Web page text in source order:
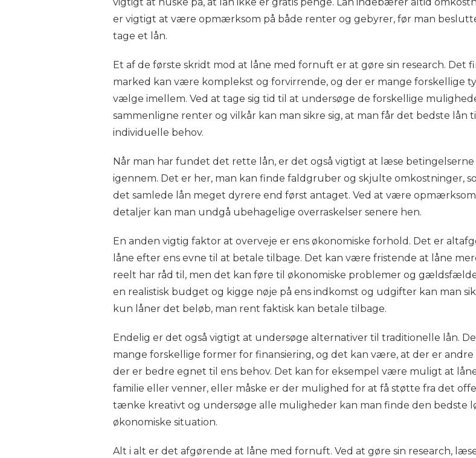
er vigtigt at være opmærksom på både renter og gebyrer, før man
tage et lån.
Et af de første skridt mod at låne med fornuft er at gøre sin research. Det
marked kan være komplekst og forvirrende, og der er mange forskellige
vælge imellem. Ved at tage sig tid til at undersøge de forskellige
sammenligne renter og vilkår kan man sikre sig, at man får det bedste lån
individuelle behov.
Når man har fundet det rette lån, er det også vigtigt at læse
igennem. Det er her, man kan finde faldgruber og skjulte omkostninger,
det samlede lån meget dyrere end først antaget. Ved at være opmærksom
detaljer kan man undgå ubehagelige overraskelser senere hen.
En anden vigtig faktor at overveje er ens økonomiske forhold. Det er
låne efter ens evne til at betale tilbage. Det kan være fristende at låne
reelt har råd til, men det kan føre til økonomiske problemer og
en realistisk budget og kigge nøje på ens indkomst og udgifter kan man
kun låner det beløb, man rent faktisk kan betale tilbage.
Endelig er det også vigtigt at undersøge alternativer til traditionelle lån.
mange forskellige former for finansiering, og det kan være, at der er
der er bedre egnet til ens behov. Det kan for eksempel være muligt at
familie eller venner, eller måske er der mulighed for at få støtte fra det
tænke kreativt og undersøge alle muligheder kan man finde den bedste
økonomiske situation.
Alt i alt er det afgørende at låne med fornuft. Ved at gøre sin research,